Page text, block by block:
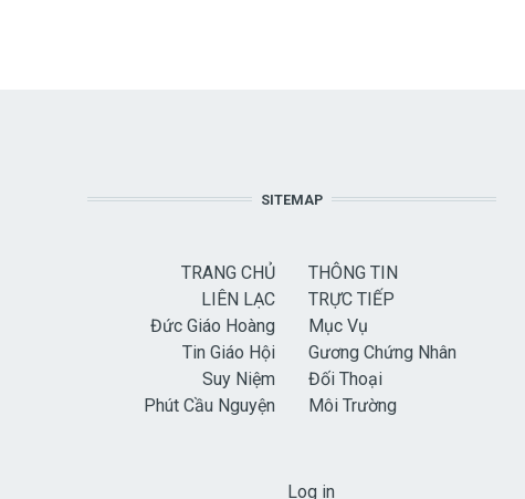
SITEMAP
TRANG CHỦ
LIÊN LẠC
Đức Giáo Hoàng
Tin Giáo Hội
Suy Niệm
Phút Cầu Nguyện
THÔNG TIN
TRỰC TIẾP
Mục Vụ
Gương Chứng Nhân
Đối Thoại
Môi Trường
Log in